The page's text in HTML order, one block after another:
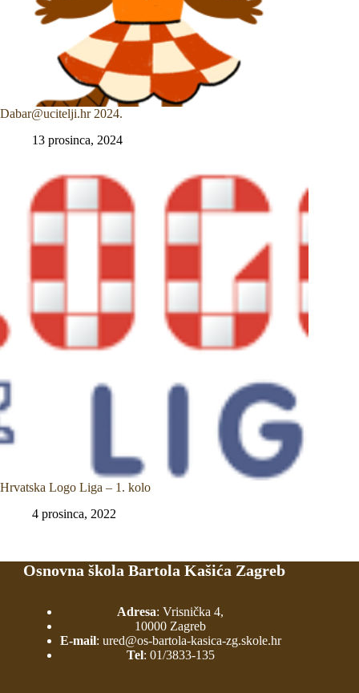
Dabar@ucitelji.hr 2024.
13 prosinca, 2024
Hrvatska Logo Liga – 1. kolo
4 prosinca, 2022
Osnovna škola Bartola Kašića Zagreb
Adresa: Vrisnička 4,
10000 Zagreb
E-mail: ured@os-bartola-kasica-zg.skole.hr
Tel: 01/3833-135